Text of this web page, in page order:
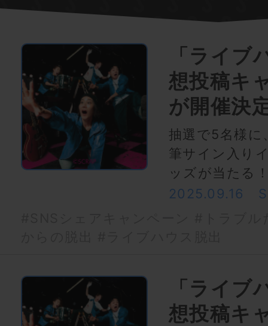
「ライブ
想投稿キ
が開催決
抽選で5名様
筆サイン入り
ッズが当たる
2025.09.16
「ライブ
想投稿キ